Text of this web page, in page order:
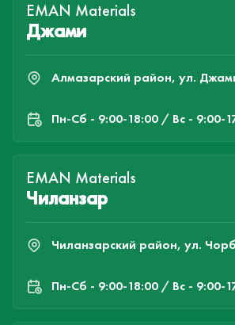
EMAN Materials
Джами
Алмазарский район, ул.
Пн-Cб - 9:00-18:00 / Вс - 9:00-
EMAN Materials
Чиланзар
Чиланзарский район, ул.
Пн-Cб - 9:00-18:00 / Вс - 9:00-